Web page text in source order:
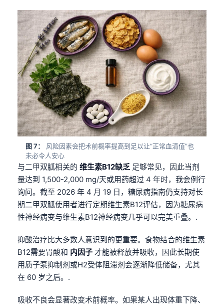
图 7：
风险因素会把术前概率提高到足以让“正常血清值”也
未必令人安心
与二甲双胍相关的 维生素B12缺乏 足够常见，因此当剂
量达到 1,500-2,000 mg/天或用药超过 4 年时，我会例行
询问。截至 2026 年 4 月 19 日，糖尿病指南仍支持对长
期二甲双胍使用者进行定期维生素B12评估，因为糖尿病
性神经病变与维生素B12神经病变几乎可以完美重叠。.
抑酸治疗比大多数人意识到的更重要。食物结合的维生素
B12需要胃酸和 内因子 才能被释放并吸收，因此长期使
用质子泵抑制剂或H2受体阻滞剂会逐渐降低储备，尤其
在 60 岁之后。.
吸收不良会显著改变术前概率。如果某人出现体重下降、
Српски језик
Svenska
Bosanski
Azərbaycan dili
日本語
Čeština
ქართული
Русский
Lietuvių kalba
Polski
한국어
Slovenščina
Magyar
Shqip
বাংলা
اردو
मराठी